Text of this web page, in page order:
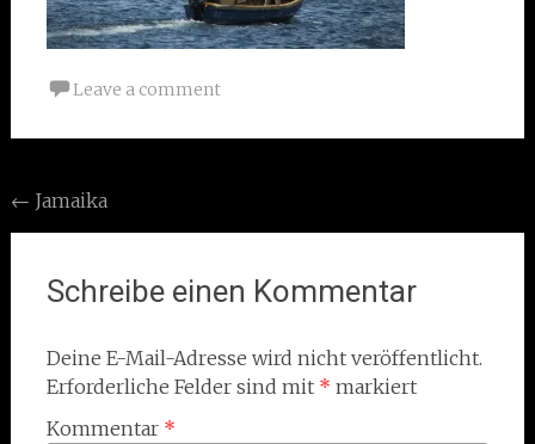
Leave a comment
Post
navigation
← Jamaika
Schreibe einen Kommentar
Deine E-Mail-Adresse wird nicht veröffentlicht.
Erforderliche Felder sind mit * markiert
Kommentar *